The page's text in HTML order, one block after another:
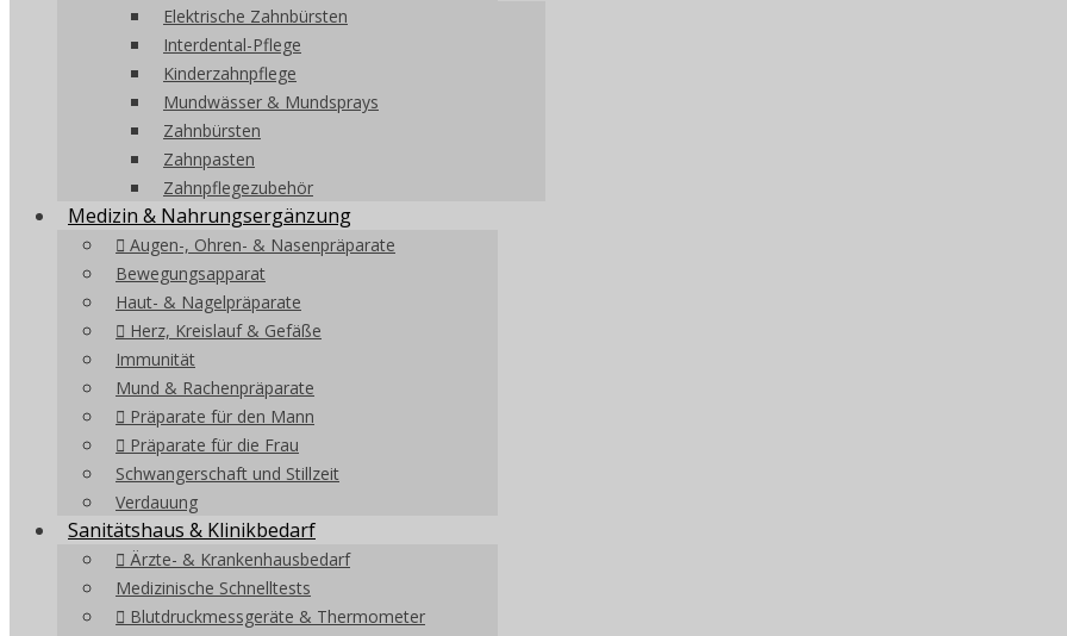
Elektrische Zahnbürsten
Interdental-Pflege
Kinderzahnpflege
Mundwässer & Mundsprays
Zahnbürsten
Zahnpasten
Zahnpflegezubehör
Medizin & Nahrungsergänzung
Augen-, Ohren- & Nasenpräparate
Bewegungsapparat
Haut- & Nagelpräparate
Herz, Kreislauf & Gefäße
Immunität
Mund & Rachenpräparate
Präparate für den Mann
Präparate für die Frau
Schwangerschaft und Stillzeit
Verdauung
Sanitätshaus & Klinikbedarf
Ärzte- & Krankenhausbedarf
Medizinische Schnelltests
Blutdruckmessgeräte & Thermometer